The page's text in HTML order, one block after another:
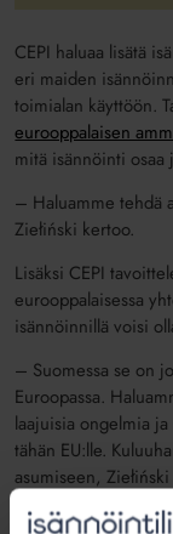
CEPI haluaa lisätä
eri maiden
toimialan käyttöön.
eurooppalaisen
mitä isännöinti
– Haluamme tehdä
Ziełiński kertoo.
Lisäksi CEPI
eurooppalaisessa
isännöinnillä voisi
– Suomessa se on
Euroopassa.
laajuisia ongelmia ja
tähän EU:lle.
asumiseen,
Isännöintiyritykset